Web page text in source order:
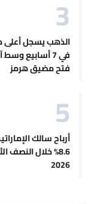
الذهب يسجل
في 7 أسابيع
فتح مضيق هرمز
أرباح سالك
8.6% خلال النصف
2026